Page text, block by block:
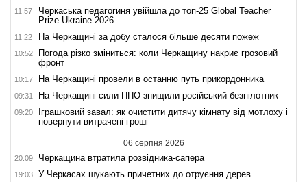
11:57
Черкаська педагогиня увійшла до топ-25 Global Teacher
Prize Ukraine 2026
11:22 На Черкащині за добу сталося більше десяти пожеж
10:52
Погода різко зміниться: коли Черкащину накриє грозовий
фронт
10:17 На Черкащині провели в останню путь прикордонника
09:31 На Черкащині сили ППО знищили російський безпілотник
09:20
Іграшковий завал: як очистити дитячу кімнату від мотлоху і
повернути витрачені гроші
06 серпня 2026
20:09 Черкащина втратила розвідника-сапера
19:03 У Черкасах шукають причетних до отруєння дерев